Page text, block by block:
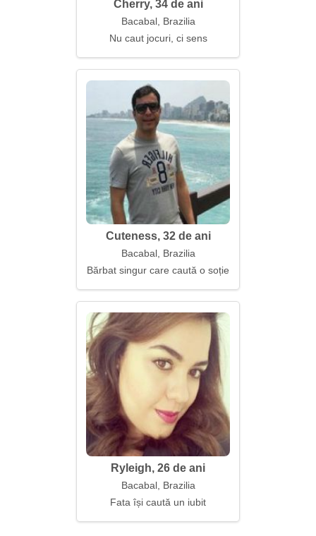
Cherry, 34 de ani
Bacabal, Brazilia
Nu caut jocuri, ci sens
Cuteness, 32 de ani
Bacabal, Brazilia
Bărbat singur care caută o soție
Ryleigh, 26 de ani
Bacabal, Brazilia
Fata își caută un iubit